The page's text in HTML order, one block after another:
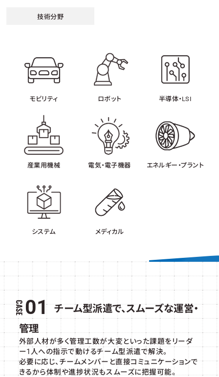
技術分野
モビリティ ロボット 半導体・LSI
産業用機械 電気・電子機器 エネルギー・プラント
システム メディカル
01 チーム型派遣で、スムーズな運営・
管理
外部人材が多く管理工数が大変といった課題をリーダ
ー1人への指示で動けるチーム型派遣で解決。
必要に応じ、チームメンバーと直接コミュニケーションで
きるから体制や進捗状況もスムーズに把握可能。